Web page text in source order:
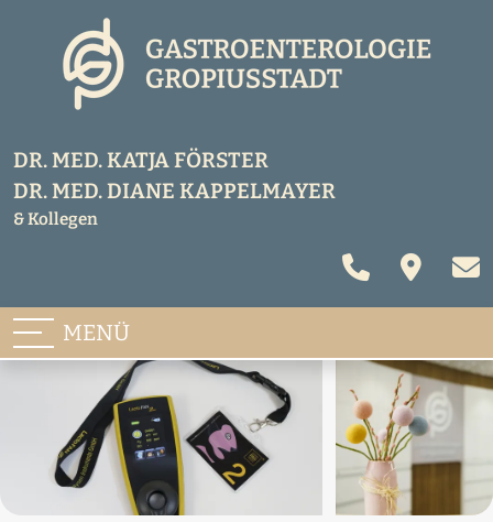
Navigation überspringen
DR. MED. KATJA FÖRSTER
DR. MED. DIANE KAPPELMAYER
& Kollegen
Anrufen E-
MENÜ